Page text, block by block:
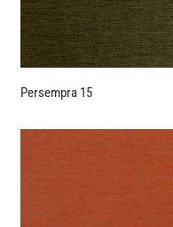
Persempra 15